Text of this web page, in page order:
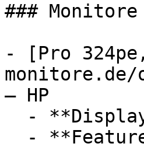
###
- [Pro
monitore.de/
— HP